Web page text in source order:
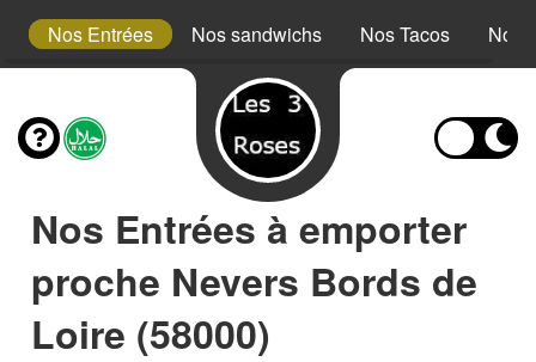
Nos Entrées Nos sandwichs Nos Tacos Nos
Nos Entrées à emporter
proche Nevers Bords de
Loire (58000)